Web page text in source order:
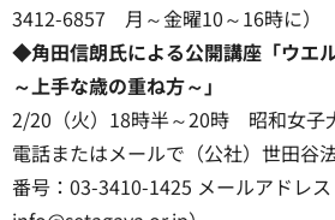
3412-6857 月～金曜10～16時に）
◆角田信朗氏による公開講座「ウエ
～上手な歳の重ね方～」
2/20（火）18時半～20時 昭和女子
電話またはメールで（公社）世田谷
番号：03-︎3410-1425 メールアドレス